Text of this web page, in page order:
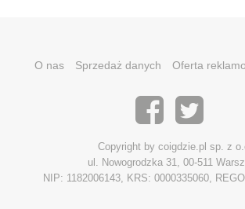
O nas Sprzedaż danych Oferta
Copyright by coigdzie.pl sp. z
ul. Nowogrodzka 31, 00-511
NIP: 1182006143, KRS: 0000335060,